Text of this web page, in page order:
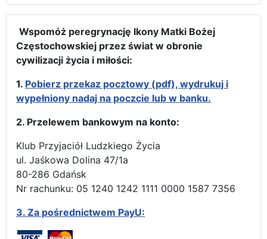
Wspomóż peregrynację Ikony Matki Bożej
Częstochowskiej przez świat w obronie
cywilizacji życia i miłości:
1. Pobierz przekaz pocztowy (pdf), wydrukuj i
wypełniony nadaj na poczcie lub w banku.
2. Przelewem bankowym na konto:
Klub Przyjaciół Ludzkiego Życia
ul. Jaśkowa Dolina 47/1a
80-286 Gdańsk
Nr rachunku: 05 1240 1242 1111 0000 1587 7356
3. Za pośrednictwem PayU: